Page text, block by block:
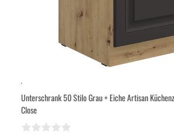
Unterschrank 50 Stilo Grau + Eiche Artisan
Close